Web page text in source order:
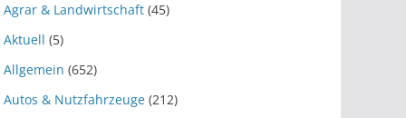
Agrar & Landwirtschaft (45)
Aktuell (5)
Allgemein (652)
Autos & Nutzfahrzeuge (212)